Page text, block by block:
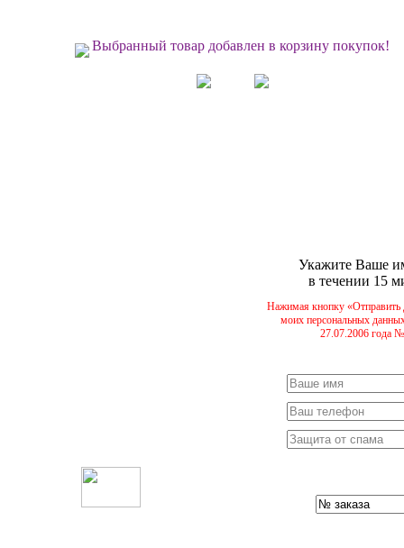
Выбранный товар добавлен в корзину покупок!
Укажите Ваше
в течении 15
Нажимая кнопку
моих персональных
27.07.2006 года